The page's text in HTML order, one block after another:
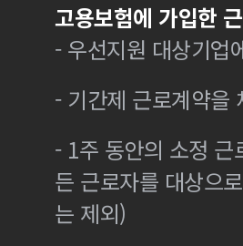
고용보험에 가입한
- 우선지원 대상기업
- 기간제 근로계약을
- 1주 동안의 소정
든 근로자를 대상으
는 제외)